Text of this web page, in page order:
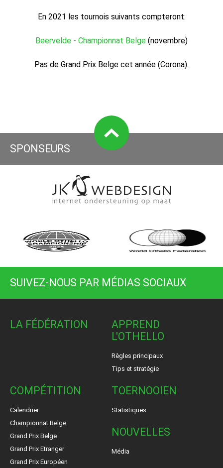
En 2021 les tournois suivants compteront:
Beervelde - Championnat Belge (novembre)
Pas de Grand Prix Belge cet année (Corona).
SPONSEURS
SUIVEZ-NOUS PAR MÉDIAS SOCIAUX
LA FÉDÉRATION
APPREND
L'OTHELLO
Règles principaux
Tips et stratégie
COMPÉTITION
Calendrier
Championnat Belge
Grand Prix Belge
Grand Prix Etranger
Grand Prix Européen
TOERNOOIEN
Statistiques
NOUVELLES
Média